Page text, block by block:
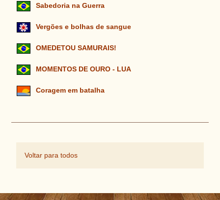
Sabedoria na Guerra
Vergões e bolhas de sangue
OMEDETOU SAMURAIS!
MOMENTOS DE OURO - LUA
Coragem em batalha
Voltar para todos